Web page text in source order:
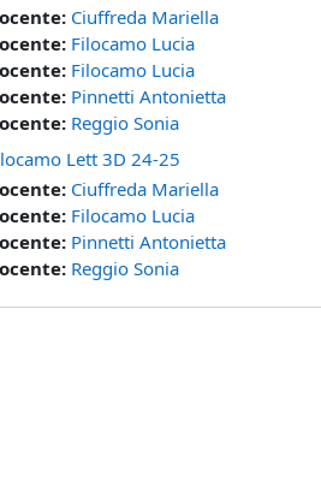
Ciuffreda Mariella
Filocamo Lucia
Filocamo Lucia
Pinnetti Antonietta
Reggio Sonia
Lett 3D 24-25
Ciuffreda Mariella
Filocamo Lucia
Pinnetti Antonietta
Reggio Sonia